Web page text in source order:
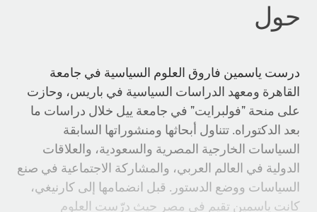
حول
درست ياسمين فاروق العلوم السياسية في جامعة
القاهرة ومعهد الدراسات السياسية في باريس، وحازت
على منحة "فولبرايت" في جامعة ييل خلال دراسات ما
بعد الدكتوراه. تتناول أبحاثها ومنشوراتها السابقة
السياسات الخارجية المصرية والسعودية، والعلاقات
الدولية في العالم العربي، والمشاركة الاجتماعية في صنع
السياسات ووضع الدستور. قبل انضمامها إلى كارنيغي،
كانت ياسمين تقيم في مصر حيث درّست العلوم